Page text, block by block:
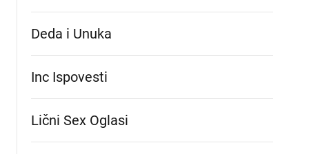
Deda i Unuka
Inc Ispovesti
Lični Sex Oglasi